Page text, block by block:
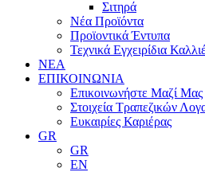
Σιτηρά
Νέα Προϊόντα
Προϊοντικά Έντυπα
Τεχνικά Εγχειρίδια
ΝΕΑ
ΕΠΙΚΟΙΝΩΝΙΑ
Επικοινωνήστε Μαζί Μας
Στοιχεία Τραπεζικών
Ευκαιρίες Καριέρας
GR
GR
EN